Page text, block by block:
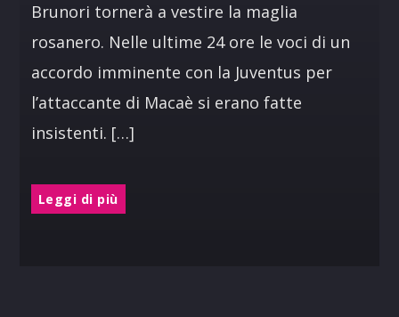
Brunori tornerà a vestire la maglia
rosanero. Nelle ultime 24 ore le voci di un
accordo imminente con la Juventus per
l’attaccante di Macaè si erano fatte
insistenti. […]
Leggi di più